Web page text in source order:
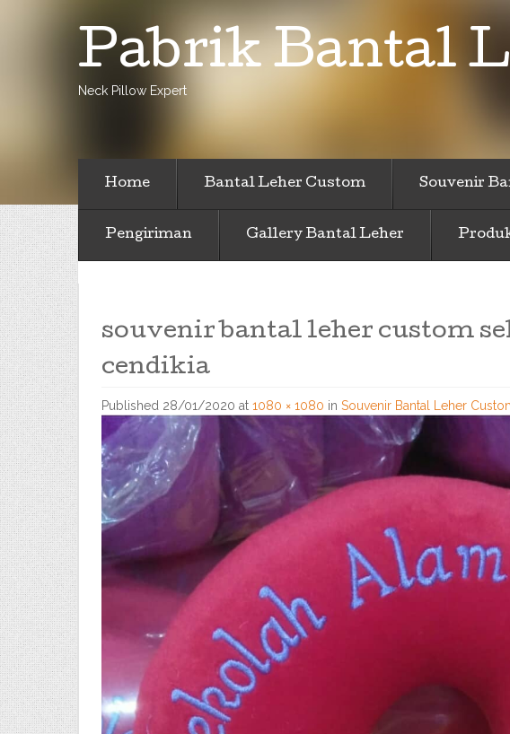
Pabrik Bantal
Neck Pillow Expert
Home Bantal Leher Custom Souvenir
Pengiriman Gallery Bantal Leher
souvenir bantal leher custom
cendikia
Published 28/01/2020 at 1080 × 1080 in Souvenir Bantal Leher